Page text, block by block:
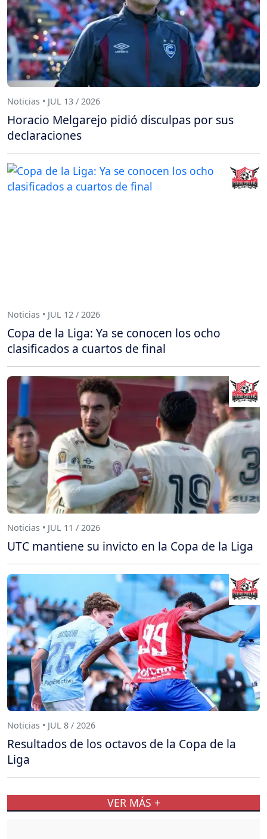
Noticias • JUL 13 / 2026
Horacio Melgarejo pidió disculpas por sus
declaraciones
Noticias • JUL 12 / 2026
Copa de la Liga: Ya se conocen los ocho
clasificados a cuartos de final
Noticias • JUL 11 / 2026
UTC mantiene su invicto en la Copa de la Liga
Noticias • JUL 8 / 2026
Resultados de los octavos de la Copa de la
Liga
VER MÁS +